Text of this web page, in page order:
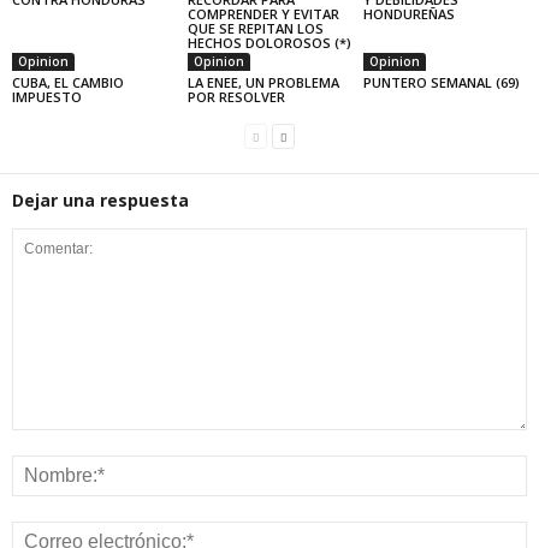
COMPRENDER Y EVITAR
QUE SE REPITAN LOS
HECHOS DOLOROSOS (*)
HONDUREÑAS
Opinion
CUBA, EL CAMBIO
IMPUESTO
Opinion
LA ENEE, UN PROBLEMA
POR RESOLVER
Opinion
PUNTERO SEMANAL (69)
Dejar una respuesta